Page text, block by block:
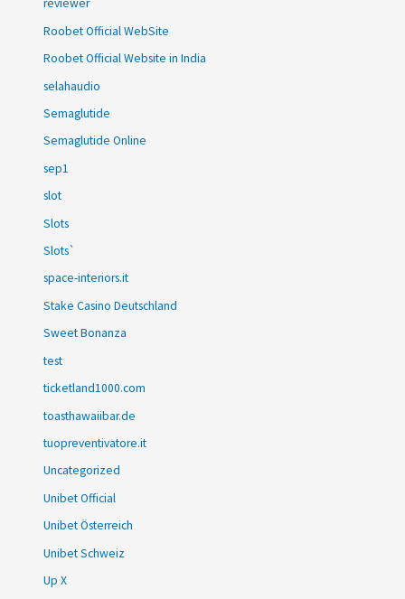
reviewer
Roobet Official WebSite
Roobet Official Website in India
selahaudio
Semaglutide
Semaglutide Online
sep1
slot
Slots
Slots`
space-interiors.it
Stake Casino Deutschland
Sweet Bonanza
test
ticketland1000.com
toasthawaiibar.de
tuopreventivatore.it
Uncategorized
Unibet Official
Unibet Österreich
Unibet Schweiz
Up X